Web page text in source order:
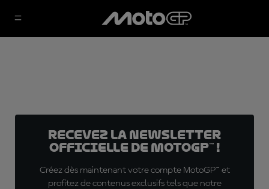
Recevez la Newsletter
officielle de MotoGP™ !
Créez dès maintenant votre compte MotoGP™ et
profitez de contenus exclusifs tels que notre